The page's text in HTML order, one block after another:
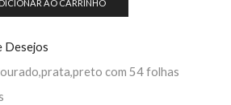
AO CARRINHO
Desejos
com 54 folhas